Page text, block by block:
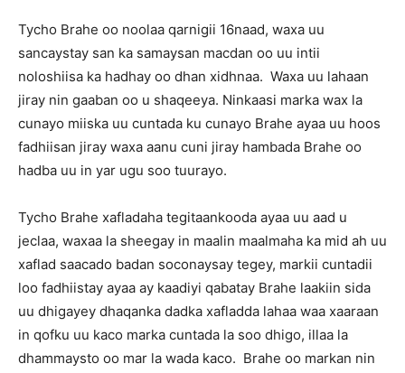
Tycho Brahe oo noolaa qarnigii 16naad, waxa uu
sancaystay san ka samaysan macdan oo uu intii
noloshiisa ka hadhay oo dhan xidhnaa. Waxa uu lahaan
jiray nin gaaban oo u shaqeeya. Ninkaasi marka wax la
cunayo miiska uu cuntada ku cunayo Brahe ayaa uu hoos
fadhiisan jiray waxa aanu cuni jiray hambada Brahe oo
hadba uu in yar ugu soo tuurayo.
Tycho Brahe xafladaha tegitaankooda ayaa uu aad u
jeclaa, waxaa la sheegay in maalin maalmaha ka mid ah uu
xaflad saacado badan soconaysay tegey, markii cuntadii
loo fadhiistay ayaa ay kaadiyi qabatay Brahe laakiin sida
uu dhigayey dhaqanka dadka xafladda lahaa waa xaaraan
in qofku uu kaco marka cuntada la soo dhigo, illaa la
dhammaysto oo mar la wada kaco. Brahe oo markan nin